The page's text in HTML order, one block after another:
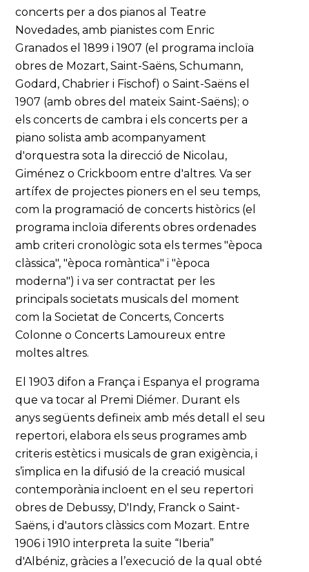
concerts per a dos pianos al Teatre
Novedades, amb pianistes com Enric
Granados el 1899 i 1907 (el programa incloïa
obres de Mozart, Saint-Saëns, Schumann,
Godard, Chabrier i Fischof) o Saint-Saëns el
1907 (amb obres del mateix Saint-Saëns); o
els concerts de cambra i els concerts per a
piano solista amb acompanyament
d'orquestra sota la direcció de Nicolau,
Giménez o Crickboom entre d'altres. Va ser
artífex de projectes pioners en el seu temps,
com la programació de concerts històrics (el
programa incloïa diferents obres ordenades
amb criteri cronològic sota els termes "època
clàssica", "època romàntica" i "època
moderna") i va ser contractat per les
principals societats musicals del moment
com la Societat de Concerts, Concerts
Colonne o Concerts Lamoureux entre
moltes altres.
El 1903 difon a França i Espanya el programa
que va tocar al Premi Diémer. Durant els
anys següents defineix amb més detall el seu
repertori, elabora els seus programes amb
criteris estètics i musicals de gran exigència, i
s’implica en la difusió de la creació musical
contemporània incloent en el seu repertori
obres de Debussy, D'Indy, Franck o Saint-
Saëns, i d'autors clàssics com Mozart. Entre
1906 i 1910 interpreta la suite “Iberia”
d'Albéniz, gràcies a l’execució de la qual obté